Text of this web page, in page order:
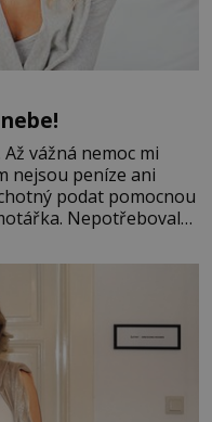
vážná nemoc mi
nejsou peníze ani
podat pomocnou
Nepotřebovala
po studiích jsem